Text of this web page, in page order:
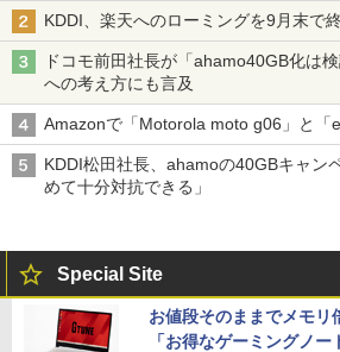
KDDI、楽天へのローミングを9月末で
ドコモ前田社長が「ahamo40GB化は
への考え方にも言及
Amazonで「Motorola moto g06」と「
KDDI松田社長、ahamoの40GBキャン
めて十分対抗できる」
Special Site
お値段そのままでメモリ
「お得なゲーミングノー